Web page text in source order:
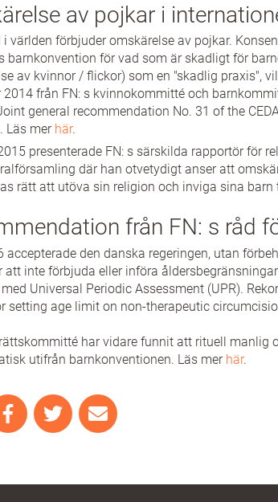
av pojkar i
i världen förbjuder omskärelse av pojkar.
barnkonvention för vad som är skadligt för
av kvinnor / flickor) som en "skadlig praxis",
2014 från FN: s kvinnokommitté och
general recommendation No. 31 of the
Läs mer här.
presenterade FN: s särskilda rapportör för
där han otvetydigt anser att
rätt att utöva sin religion och inviga sina barn
från FN: s råd
accepterade den danska regeringen, utan
att inte förbjuda eller införa
Universal Periodic Assessment (UPR).
setting age limit on non-therapeutic
har vidare funnit att rituell manlig
utifrån barnkonventionen. Läs mer här.